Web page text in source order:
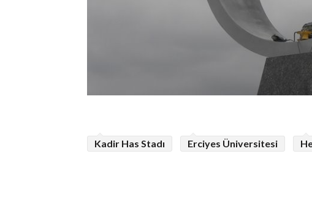
Kadir Has Stadı Erciyes Üniversitesi